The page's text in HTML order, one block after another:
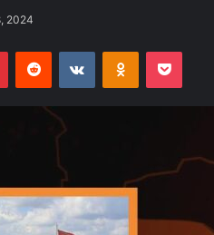
2024
PinterestReddit VKontakteOdnoklassniki
Pocket